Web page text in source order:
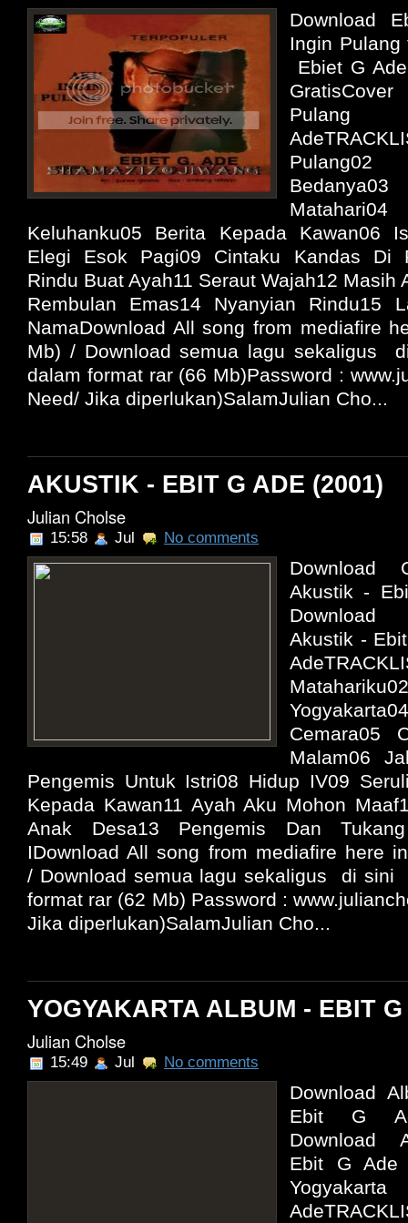
Download
Ingin
Ebiet G
Matahari04
Keluhanku05 Berita Kepada Kawan06
Elegi Esok Pagi09 Cintaku Kandas Di
Rindu Buat Ayah11 Seraut Wajah12 Masih
Rembulan Emas14 Nyanyian Rindu15
NamaDownload All song from mediafire
Mb) / Download semua lagu sekaligus
dalam format rar (66 Mb)Password :
Need/ Jika diperlukan)SalamJulian Cho...
AKUSTIK - EBIT G ADE (2001)
Julian Cholse
15:58 Jul No comments
Download
Akustik -
Download
Akustik -
Cemara05
Malam06
Pengemis Untuk Istri08 Hidup IV09
Kepada Kawan11 Ayah Aku Mohon
Anak Desa13 Pengemis Dan
IDownload All song from mediafire here
/ Download semua lagu sekaligus di sini
format rar (62 Mb) Password :
Jika diperlukan)SalamJulian Cho...
YOGYAKARTA ALBUM - EBIT
Julian Cholse
15:49 Jul No comments
Download
Ebit G
Download
Ebit G Ade